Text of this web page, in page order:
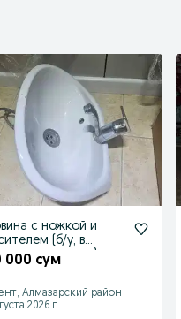
с ножкой и
(б/у, в
состоянии)
000 сум
Алмазарский район
2026 г.